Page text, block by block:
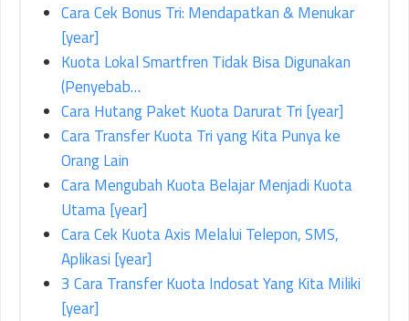
Cara Cek Bonus Tri: Mendapatkan & Menukar
[year]
Kuota Lokal Smartfren Tidak Bisa Digunakan
(Penyebab…
Cara Hutang Paket Kuota Darurat Tri [year]
Cara Transfer Kuota Tri yang Kita Punya ke
Orang Lain
Cara Mengubah Kuota Belajar Menjadi Kuota
Utama [year]
Cara Cek Kuota Axis Melalui Telepon, SMS,
Aplikasi [year]
3 Cara Transfer Kuota Indosat Yang Kita Miliki
[year]